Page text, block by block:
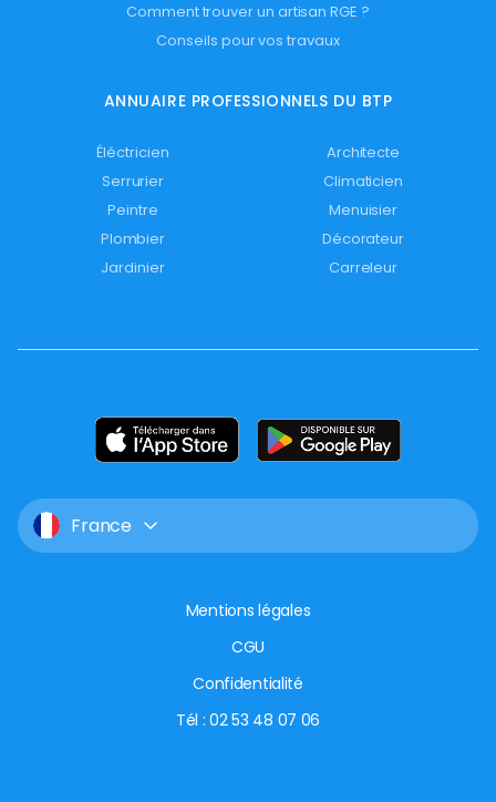
Comment trouver un artisan RGE ?
Conseils pour vos travaux
ANNUAIRE PROFESSIONNELS DU BTP
Éléctricien
Architecte
Serrurier
Climaticien
Peintre
Menuisier
Plombier
Décorateur
Jardinier
Carreleur
France
Mentions légales
CGU
Confidentialité
Tél : 02 53 48 07 06